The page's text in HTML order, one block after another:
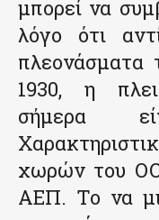
μπορεί να
λόγο ότι
1930, η
σήμερα
χωρών του
ΑΕΠ. Το να